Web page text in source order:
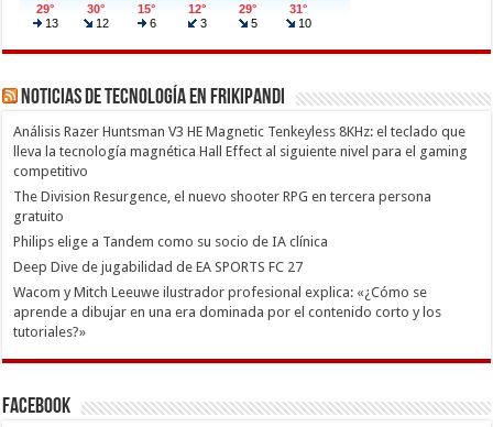
Noticias de Tecnología en Frikipandi
Análisis Razer Huntsman V3 HE Magnetic Tenkeyless 8KHz: el teclado que
lleva la tecnología magnética Hall Effect al siguiente nivel para el gaming
competitivo
The Division Resurgence, el nuevo shooter RPG en tercera persona
gratuito
Philips elige a Tandem como su socio de IA clínica
Deep Dive de jugabilidad de EA SPORTS FC 27
Wacom y Mitch Leeuwe ilustrador profesional explica: «¿Cómo se
aprende a dibujar en una era dominada por el contenido corto y los
tutoriales?»
Facebook